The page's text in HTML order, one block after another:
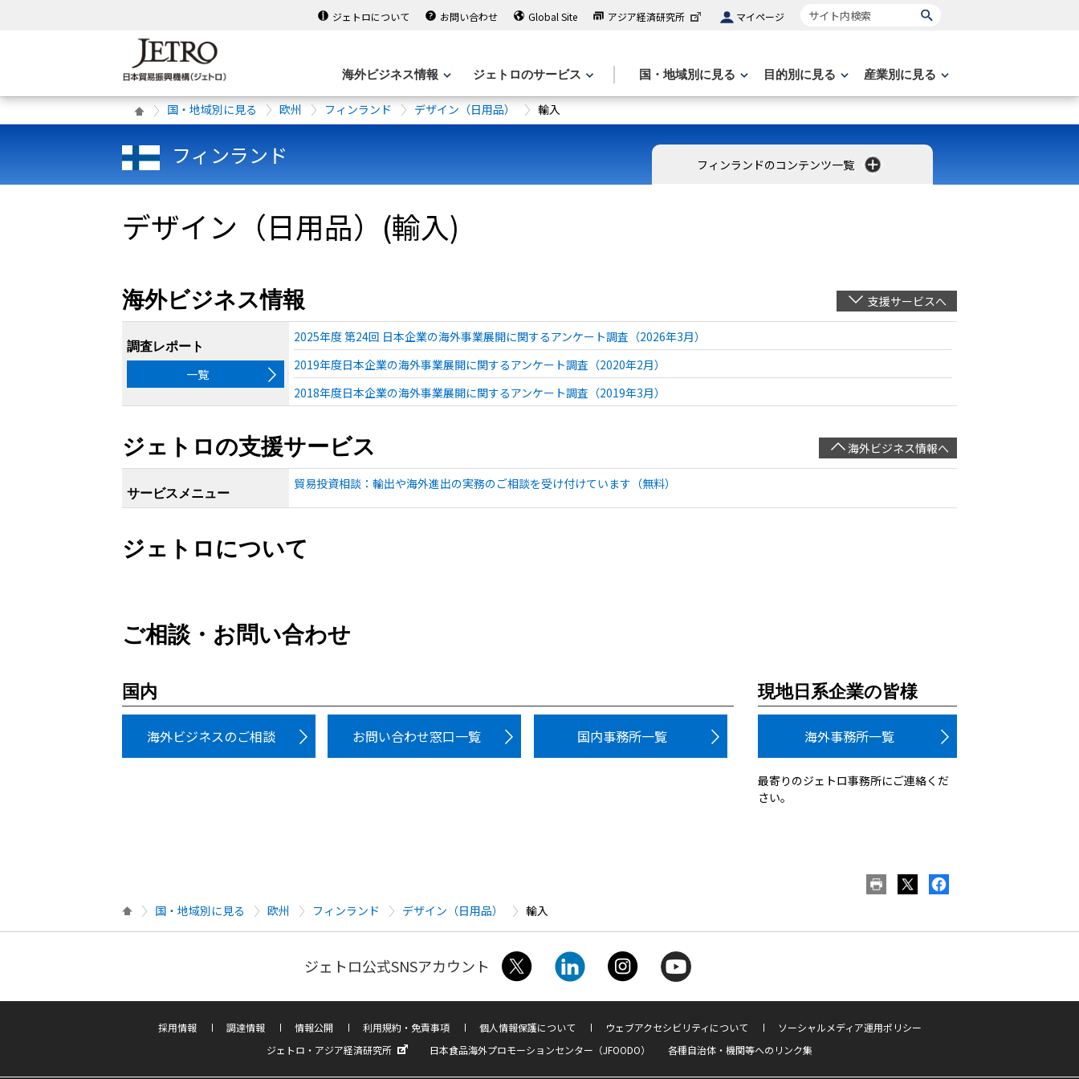
ジェトロについて お問い合わせ Global Site アジア経済研究所 マイページ サイト内検索
海外ビジネス情報 ジェトロのサービス 国・地域別に見る 目的別に見る 産業別に見る
国・地域別に見る 欧州 フィンランド デザイン（日用品） 輸入
フィンランド フィンランドのコンテンツ一覧
デザイン（日用品）(輸入)
海外ビジネス情報 支援サービスへ
調査レポート
一覧
2025年度 第24回 日本企業の海外事業展開に関するアンケート調査（2026年3月）
2019年度日本企業の海外事業展開に関するアンケート調査（2020年2月）
2018年度日本企業の海外事業展開に関するアンケート調査（2019年3月）
ジェトロの支援サービス 海外ビジネス情報へ
サービスメニュー
貿易投資相談：輸出や海外進出の実務のご相談を受け付けています（無料）
ジェトロについて
ご相談・お問い合わせ
国内
海外ビジネスのご相談 お問い合わせ窓口一覧 国内事務所一覧
現地日系企業の皆様
海外事務所一覧
最寄りのジェトロ事務所にご連絡くだ
さい。
国・地域別に見る 欧州 フィンランド デザイン（日用品） 輸入
ジェトロ公式SNSアカウント
採用情報 調達情報 情報公開 利用規約・免責事項 個人情報保護について ウェブアクセシビリティについて
ソーシャルメディア運用ポリシー
ジェトロ・アジア経済研究所
日本食品海外プロモーションセンター（JFOODO） 各種自治体・機関等へのリンク集